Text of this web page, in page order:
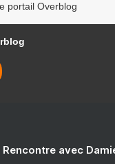
portail Overblog
avec